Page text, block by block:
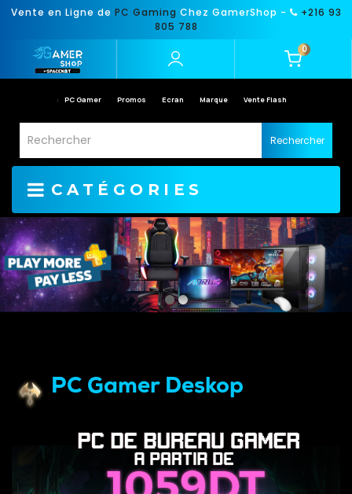
Vente en Ligne de PC Gaming Chez GamerShop -
+216 93
805 788
0
PC Gamer Promos Ecran Marque Vente Flash
Rechercher
CATÉGORIES
GamerShop
Tunisie
:
PC
et
matériel
PC Gamer Deskop